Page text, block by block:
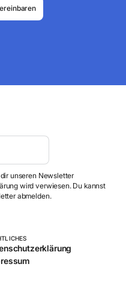
unseren Newsletter
wird verwiesen. Du kannst
abmelden.